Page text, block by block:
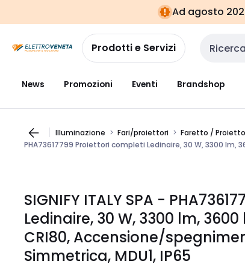
navigazionealla
pagina
Ad agosto
Prodotti e Servizi Cerca
News Promozioni Eventi Brandshop
Illuminazione Fari/proiettori
Faretto /
PHA73617799 Proiettori completi Ledinaire, 30 W, 3300 lm,
SIGNIFY ITALY SPA -
Ledinaire, 30 W, 3300 lm, 3600
CRI80, Accensione/
Simmetrica, MDU1, IP65